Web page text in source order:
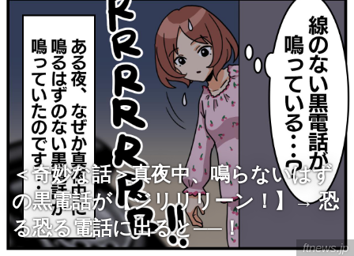
ftnews.jp
＜奇妙な話＞真夜中、鳴らないはず
の黒電話が【ジリリリーン！】→ 恐
る恐る電話に出ると──！